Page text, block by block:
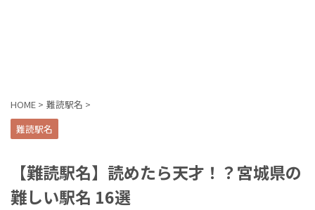
HOME > 難読駅名 >
難読駅名
【難読駅名】読めたら天才！？宮城県の
難しい駅名 16選